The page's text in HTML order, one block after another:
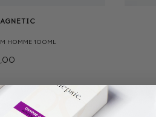
HOMME 100ML